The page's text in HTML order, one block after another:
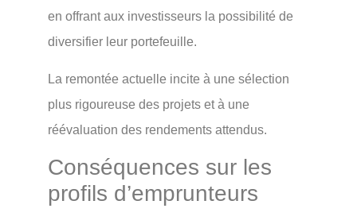
en offrant aux investisseurs la possibilité de
diversifier leur portefeuille.
La remontée actuelle incite à une sélection
plus rigoureuse des projets et à une
réévaluation des rendements attendus.
Conséquences sur les
profils d’emprunteurs